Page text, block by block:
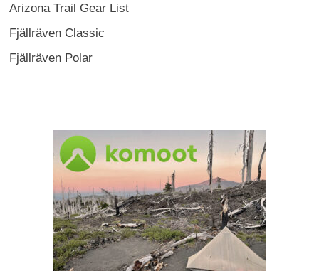
Arizona Trail Gear List
Fjällräven Classic
Fjällräven Polar